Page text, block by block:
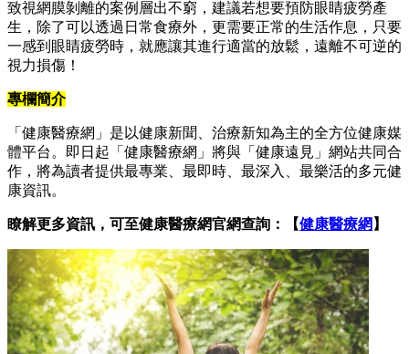
致視網膜剝離的案例層出不窮，建議若想要預防眼睛疲勞產
生，除了可以透過日常食療外，更需要正常的生活作息，只要
一感到眼睛疲勞時，就應讓其進行適當的放鬆，遠離不可逆的
視力損傷！
專欄簡介
「健康醫療網」是以健康新聞、治療新知為主的全方位健康媒
體平台。即日起「健康醫療網」將與「健康遠見」網站共同合
作，將為讀者提供最專業、最即時、最深入、最樂活的多元健
康資訊。
瞭解更多資訊，可至健康醫療網官網查詢：【健康醫療網 】